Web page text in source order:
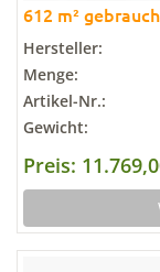
612 m²
Hersteller:
Menge:
Artikel-Nr.:
Gewicht:
Preis: